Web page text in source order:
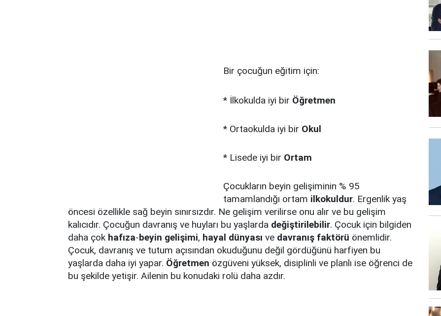
Bir çocuğun eğitim için:
* İlkokulda iyi bir Öğretmen
* Ortaokulda iyi bir Okul
* Lisede iyi bir Ortam
Çocukların beyin gelişiminin % 95
tamamlandığı ortam ilkokuldur. Ergenlik yaş
öncesi özellikle sağ beyin sınırsızdır. Ne gelişim verilirse onu alır ve bu gelişim
kalıcıdır. Çocuğun davranış ve huyları bu yaşlarda değiştirilebilir. Çocuk için bilgiden
daha çok hafıza-beyin gelişimi, hayal dünyası ve davranış faktörü önemlidir.
Çocuk, davranış ve tutum açısından okuduğunu değil gördüğünü harfiyen bu
yaşlarda daha iyi yapar. Öğretmen özgüveni yüksek, disiplinli ve planlı ise öğrenci de
bu şekilde yetişir. Ailenin bu konudaki rolü daha azdır.